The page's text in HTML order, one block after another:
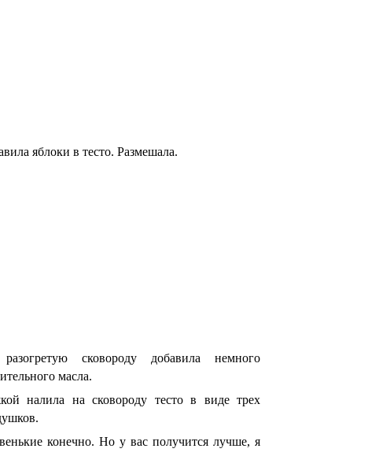
яблоки в тесто. Размешала.
сковороду добавила немного
масла.
налила на сковороду тесто в виде трех
конечно. Но у вас получится лучше, я